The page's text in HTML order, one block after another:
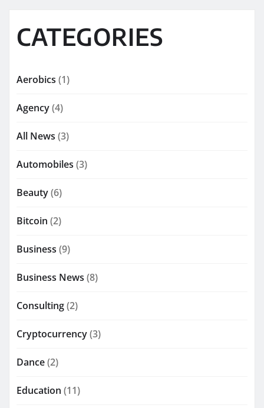
CATEGORIES
Aerobics (1)
Agency(4)
All News (3)
Automobiles (3)
Beauty(6)
Bitcoin (2)
Business (9)
Business News (8)
Consulting(2)
Cryptocurrency(3)
Dance(2)
Education (11)